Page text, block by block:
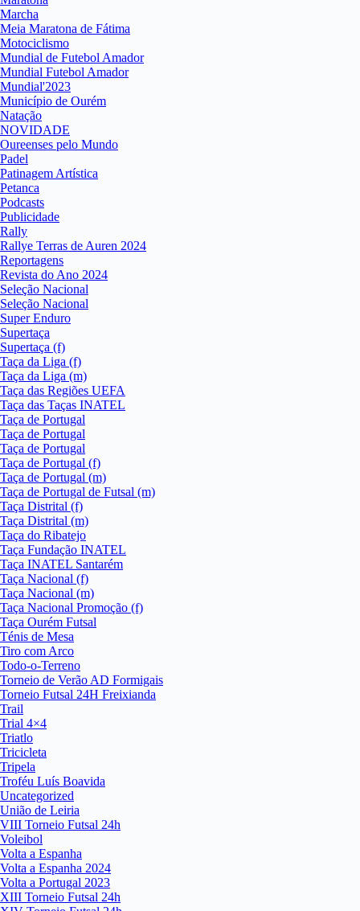
Marcha
Meia Maratona de Fátima
Motociclismo
Mundial de Futebol Amador
Mundial Futebol Amador
Mundial'2023
Município de Ourém
Natação
NOVIDADE
Oureenses pelo Mundo
Padel
Patinagem Artística
Petanca
Podcasts
Publicidade
Rally
Rallye Terras de Auren 2024
Reportagens
Revista do Ano 2024
Seleção Nacional
Seleção Nacional
Super Enduro
Supertaça
Supertaça (f)
Taça da Liga (f)
Taça da Liga (m)
Taça das Regiões UEFA
Taça das Taças INATEL
Taça de Portugal
Taça de Portugal
Taça de Portugal
Taça de Portugal (f)
Taça de Portugal (m)
Taça de Portugal de Futsal (m)
Taça Distrital (f)
Taça Distrital (m)
Taça do Ribatejo
Taça Fundação INATEL
Taça INATEL Santarém
Taça Nacional (f)
Taça Nacional (m)
Taça Nacional Promoção (f)
Taça Ourém Futsal
Ténis de Mesa
Tiro com Arco
Todo-o-Terreno
Torneio de Verão AD Formigais
Torneio Futsal 24H Freixianda
Trail
Trial 4×4
Triatlo
Tricicleta
Tripela
Troféu Luís Boavida
Uncategorized
União de Leiria
VIII Torneio Futsal 24h
Voleibol
Volta a Espanha
Volta a Espanha 2024
Volta a Portugal 2023
XIII Torneio Futsal 24h